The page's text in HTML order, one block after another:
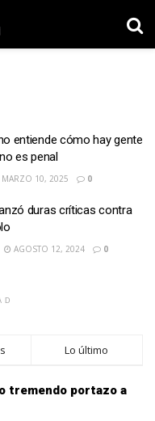
entiende cómo hay gente
es penal
MARZO 10, 2025 0
duras críticas contra
AGOSTO 12, 2024 0
Lo último
tremendo portazo a